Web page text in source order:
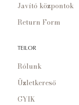
Javító központok
Return Form
TEILOR
Rólunk
Üzletkereső
GYIK